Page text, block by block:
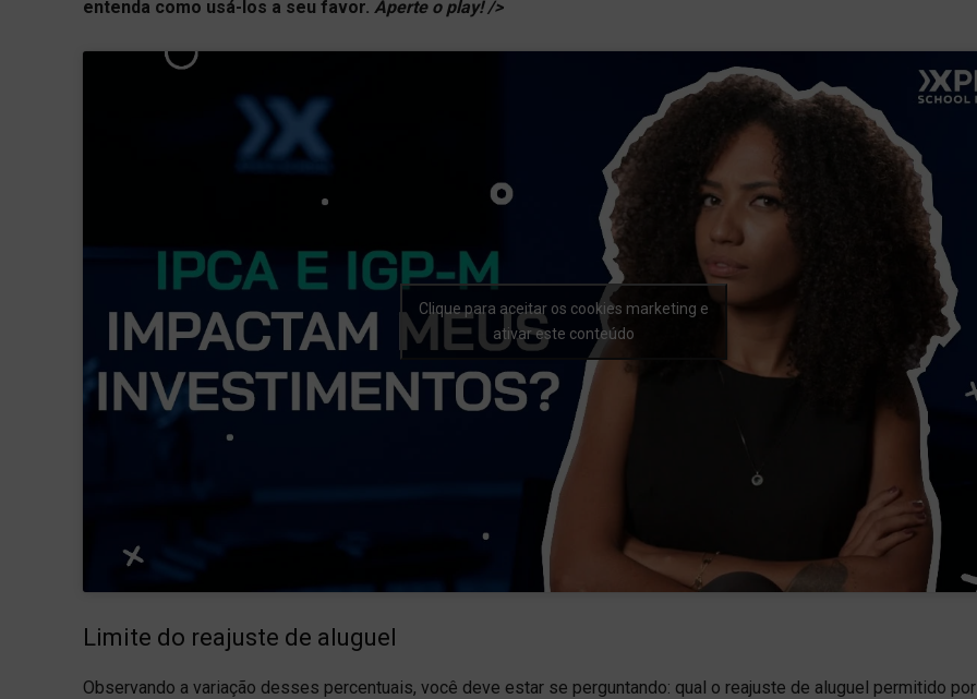
entenda como usá-los a seu favor. Aperte o play! />
Clique para aceitar os cookies marketing e
ativar este conteúdo
Limite do reajuste de aluguel
Observando a variação desses percentuais, você deve estar se perguntando: qual o reajuste de aluguel permitido